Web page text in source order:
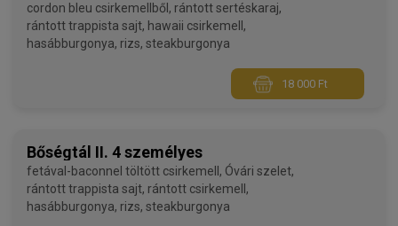
cordon bleu csirkemellből, rántott sertéskaraj,
rántott trappista sajt, hawaii csirkemell,
hasábburgonya, rizs, steakburgonya
18 000 Ft
Bőségtál II. 4 személyes
fetával-baconnel töltött csirkemell, Óvári szelet,
rántott trappista sajt, rántott csirkemell,
hasábburgonya, rizs, steakburgonya